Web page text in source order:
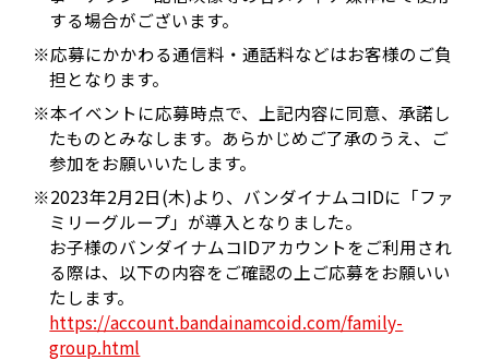
する場合がございます。
※応募にかかわる通信料・通話料などはお客様のご負
担となります。
※本イベントに応募時点で、上記内容に同意、承諾し
たものとみなします。あらかじめご了承のうえ、ご
参加をお願いいたします。
※2023年2月2日(木)より、バンダイナムコIDに「ファ
ミリーグループ」が導入となりました。
お子様のバンダイナムコIDアカウントをご利用され
る際は、以下の内容をご確認の上ご応募をお願いい
たします。
https://account.bandainamcoid.com/family-
group.html